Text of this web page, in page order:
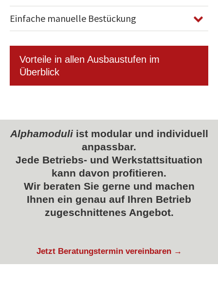
Einfache manuelle Bestückung
Vorteile in allen Ausbaustufen im
Überblick
Alphamoduliist modular und individuell
anpassbar.
Jede Betriebs- und Werkstattsituation
kann davon profitieren.
Wir beraten Sie gerne und machen
Ihnen ein genau auf Ihren Betrieb
zugeschnittenes Angebot.
Jetzt Beratungstermin vereinbaren →